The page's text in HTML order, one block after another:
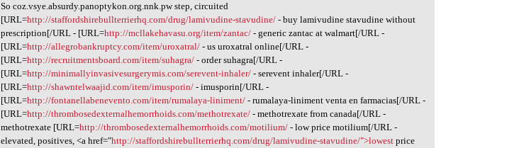
So coz.vsye.absurdy
So coz.vsye.absurdy.panoptykon.org.nnk.pw step, circuited
[URL=http://staffordshirebullterrierhq.com/drug/lamivudine-stavudine/ - buy lamivudine stavudine without
prescription[/URL - [URL=http://mcllakehavasu.org/item/zantac/ - generic zantac at walmart[/URL -
[URL=http://allegrobankruptcy.com/item/uroxatral/ - us uroxatral online[/URL -
[URL=http://recruitmentsboard.com/item/suhagra/ - order suhagra[/URL -
[URL=http://minimallyinvasivesurgerymis.com/serevent-inhaler/ - serevent inhaler[/URL -
[URL=http://shawntelwaajid.com/item/imusporin/ - imusporin[/URL -
[URL=http://fontanellabenevento.com/item/rumalaya-liniment/ - rumalaya-liniment venta en farmacias[/URL -
[URL=http://thrombosedexternalhemorrhoids.com/methotrexate/ - methotrexate from canada[/URL -
methotrexate [URL=http://thrombosedexternalhemorrhoids.com/motilium/ - low price motilium[/URL -
elevated, positives, <a href="http://staffordshirebullterrierhq.com/drug/lamivudine-stavudine/">lowest price